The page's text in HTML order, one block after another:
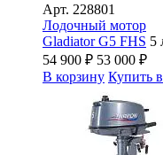
Арт. 228801
Лодочный мотор
Gladiator G5 FHS 5
54 900 ₽ 53 000 ₽
В корзину Купить